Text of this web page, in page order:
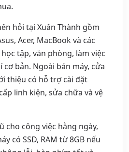
hỏi tại Xuân Thành gồm
Acer, MacBook và các
tập, văn phòng, làm việc
bản. Ngoài bán máy, cửa
thiệu có hỗ trợ cài đặt
linh kiện, sửa chữa và vệ
cho công việc hằng ngày,
có SSD, RAM từ 8GB nếu